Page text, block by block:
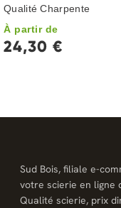
Qualité Charpente
À partir de
24,30 €
Sud Bois, filiale e-
votre scierie en ligne
Qualité scierie, prix